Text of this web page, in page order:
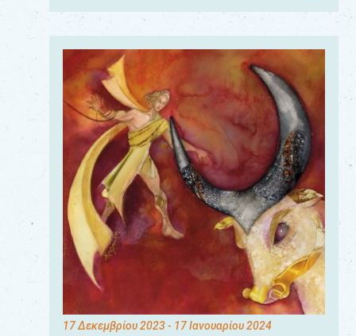
17 Δεκεμβρίου 2023- 17 Ιανουαρίου 2024